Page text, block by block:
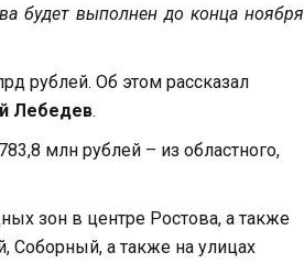
будет выполнен до конца ноября
рублей. Об этом рассказал
Лебедев.
млн рублей – из областного,
зон в центре Ростова, а также
Соборный, а также на улицах